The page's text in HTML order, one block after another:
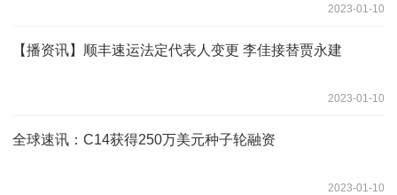
2023-01-10
【播资讯】顺丰速运法定代表人变更 李佳接替贾永建
2023-01-10
全球速讯：C14获得250万美元种子轮融资
2023-01-10